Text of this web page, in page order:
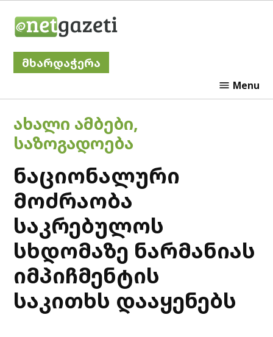
მხარდაჭერა
Menu
POSTED
IN
ᲐᲮᲐᲚᲘ ᲐᲛᲑᲔᲑᲘ,
ᲡᲐᲖᲝᲒᲐᲓᲝᲔᲑᲐ
ნაციონალური
მოძრაობა
საკრებულოს
სხდომაზე ნარმანიას
იმპიჩმენტის
საკითხს დააყენებს